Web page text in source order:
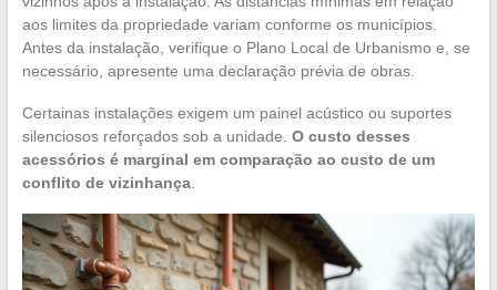
aos limites da propriedade variam conforme os municípios.
Antes da instalação, verifique o Plano Local de Urbanismo e, se
necessário, apresente uma declaração prévia de obras.
Certainas instalações exigem um painel acústico ou suportes
silenciosos reforçados sob a unidade. O custo desses
acessórios é marginal em comparação ao custo de um
conflito de vizinhança.